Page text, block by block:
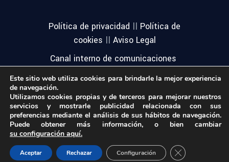
Política de privacidad || Política de
cookies || Aviso Legal
Canal interno de comunicaciones
© Todos los derechos reservados
Este sitio web utiliza cookies para brindarle la mejor experiencia
de navegación.
Utilizamos cookies propias y de terceros para mejorar nuestros
servicios y mostrarle publicidad relacionada con sus
preferencias mediante el análisis de sus hábitos de navegación.
Puede obtener más información, o bien cambiar
su configuración aquí.
Aceptar Rechazar Configuración Close GDPR